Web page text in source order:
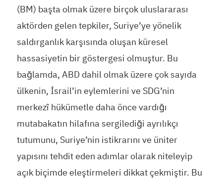
(BM) başta olmak üzere birçok uluslararası
aktörden gelen tepkiler, Suriye’ye yönelik
saldırganlık karşısında oluşan küresel
hassasiyetin bir göstergesi olmuştur. Bu
bağlamda, ABD dahil olmak üzere çok sayıda
ülkenin, İsrail’in eylemlerini ve SDG’nin
merkezî hükümetle daha önce vardığı
mutabakatın hilafına sergilediği ayrılıkçı
tutumunu, Suriye’nin istikrarını ve üniter
yapısını tehdit eden adımlar olarak niteleyip
açık biçimde eleştirmeleri dikkat çekmiştir. Bu